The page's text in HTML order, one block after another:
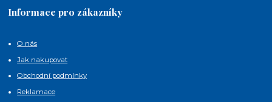
Informace pro zákazníky
O nás
Jak nakupovat
Obchodní podmínky
Reklamace